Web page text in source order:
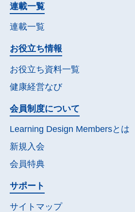
連載一覧
連載一覧
お役立ち情報
お役立ち資料一覧
健康経営なび
会員制度について
Learning Design Membersとは
新規入会
会員特典
サポート
サイトマップ